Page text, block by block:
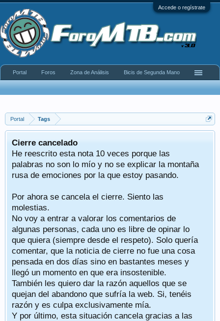
Accede o regístrate
Portal Tags
Cierre cancelado
He reescrito esta nota 10 veces porque las
palabras no son lo mío y no se explicar la montaña
rusa de emociones por la que estoy pasando.
Por ahora se cancela el cierre. Siento las
molestias.
No voy a entrar a valorar los comentarios de
algunas personas, cada uno es libre de opinar lo
que quiera (siempre desde el respeto). Solo quería
comentar, que la noticia de cierre no fue una cosa
pensada en dos días sino en bastantes meses y
llegó un momento en que era insostenible.
También les quiero dar la razón aquellos que se
quejan del abandono que sufría la web. Si, tenéis
razón y es culpa exclusivamente mía.
Y por último, esta situación cancela gracias a las
Portal Foros Zona de Análisis Bicis de Segunda Mano